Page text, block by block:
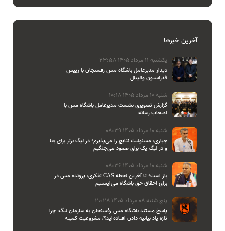
آخرین خبرها
یکشنبه 11 مرداد 1405 23:58
دیدار مدیرعامل باشگاه مس رفسنجان با رییس
فدراسیون والیبال
شنبه 10 مرداد 1405 10:18
گزارش تصویری نشست مدیرعامل باشگاه مس با
اصحاب رسانه
شنبه 10 مرداد 1405 08:39
جباری: مسئولیت نتایج را می‌پذیرم؛ در لیگ برتر برای بقا
و در لیگ یک برای صعود می‌جنگیم
شنبه 10 مرداد 1405 08:36
تفکری: پرونده مس در CAS باز است؛ تا آخرین لحظه
برای احقاق حق باشگاه می‌ایستیم
پنج شنبه 08 مرداد 1405 20:28
پاسخ مستند باشگاه مس رفسنجان به سازمان لیگ: چرا
تازه یاد بیانیه دادن افتاده‌اید؟/ مشروعیت کمیته